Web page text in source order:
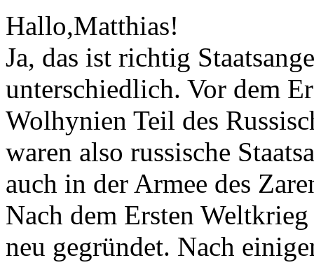
Hallo,Matthias!
Ja, das ist richtig
unterschiedlich. Vor dem
Wolhynien Teil des
waren also russische
auch in der Armee des
Nach dem Ersten
neu gegründet. Nach